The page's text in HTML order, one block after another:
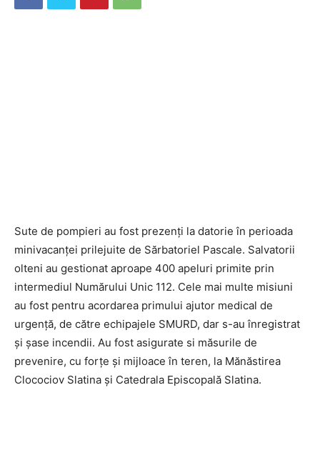
Sute de pompieri au fost prezenți la datorie în perioada
minivacanței prilejuite de Sărbatoriel Pascale. Salvatorii
olteni au gestionat aproape 400 apeluri primite prin
intermediul Numărului Unic 112. Cele mai multe misiuni
au fost pentru acordarea primului ajutor medical de
urgență, de către echipajele SMURD, dar s-au înregistrat
și șase incendii. Au fost asigurate si măsurile de
prevenire, cu forțe și mijloace în teren, la Mănăstirea
Clocociov Slatina și Catedrala Episcopală Slatina.